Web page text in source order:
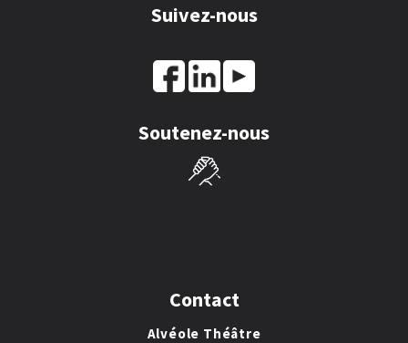
Suivez-nous
Soutenez-nous
Contact
Alvéole Théâtre